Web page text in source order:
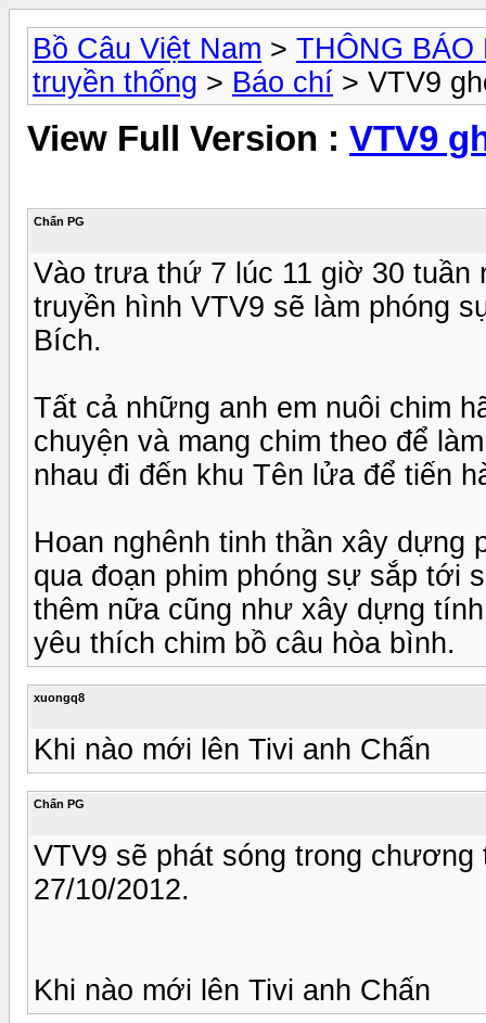
Bồ Câu Việt Nam > THÔNG
truyền thống > Báo chí > VTV9
View Full Version : VTV9
Chấn PG
Vào trưa thứ 7 lúc 11 giờ 30 tuần
truyền hình VTV9 sẽ làm phóng
Bích.
Tất cả những anh em nuôi chim
chuyện và mang chim theo để
nhau đi đến khu Tên lửa để tiến
Hoan nghênh tinh thần xây dựng
qua đoạn phim phóng sự sắp tới
thêm nữa cũng như xây dựng
yêu thích chim bồ câu hòa bình.
xuongq8
Khi nào mới lên Tivi anh Chấn
Chấn PG
VTV9 sẽ phát sóng trong
27/10/2012.
Khi nào mới lên Tivi anh Chấn